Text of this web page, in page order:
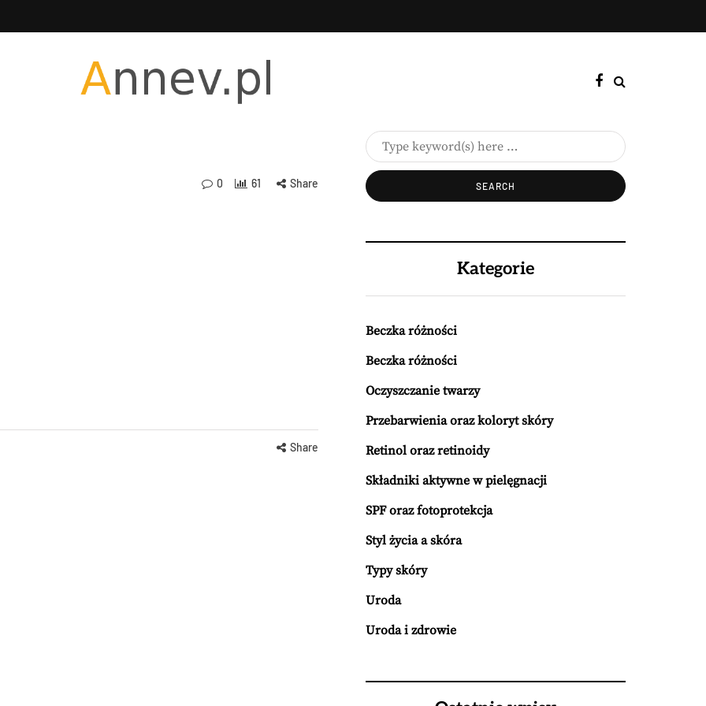
0 61 Share
Share
Kategorie
Beczka różności
Beczka różności
Oczyszczanie twarzy
Przebarwienia oraz koloryt skóry
Retinol oraz retinoidy
Składniki aktywne w pielęgnacji
SPF oraz fotoprotekcja
Styl życia a skóra
Typy skóry
Uroda
Uroda i zdrowie